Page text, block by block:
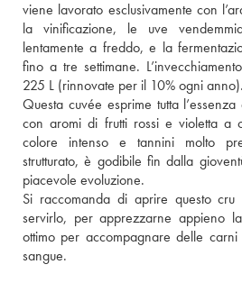
viene lavorato esclusivamente con
la vinificazione, le uve
lentamente a freddo, e la
fino a tre settimane.
225 L (rinnovate per il 10% ogni anno).
Questa cuvée esprime tutta
con aromi di frutti rossi e violetta a
colore intenso e tannini molto
strutturato, è godibile fin dalla
piacevole evoluzione.
Si raccomanda di aprire questo cru
servirlo, per apprezzarne appieno
ottimo per accompagnare delle
sangue.